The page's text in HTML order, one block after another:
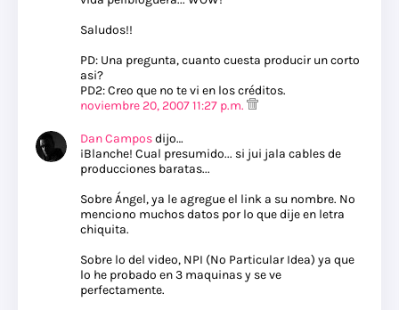
Saludos!!
PD: Una pregunta, cuanto cuesta producir un corto
asi?
PD2: Creo que no te vi en los créditos.
noviembre 20, 2007 11:27 p.m.
Dan Camposdijo…
¡Blanche! Cual presumido... si jui jala cables de
producciones baratas...
Sobre Ángel, ya le agregue el link a su nombre. No
menciono muchos datos por lo que dije en letra
chiquita.
Sobre lo del video, NPI (No Particular Idea) ya que
lo he probado en 3 maquinas y se ve
perfectamente.